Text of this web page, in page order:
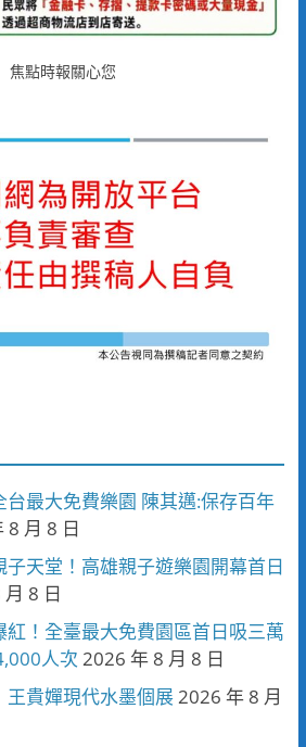
焦點時報關心您
最大免費樂園 陳其邁:保存百年
8 月 8 日
子天堂！高雄親子遊樂園開幕首日
8 日
紅！全臺最大免費園區首日吸三萬
人次 2026 年 8 月 8 日
貴嬋現代水墨個展 2026 年 8 月